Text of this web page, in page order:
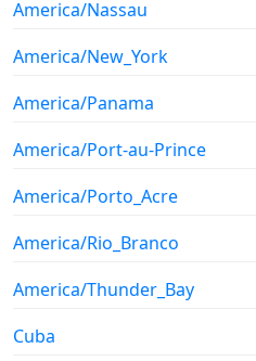
America/Nassau
America/New_York
America/Panama
America/Port-au-Prince
America/Porto_Acre
America/Rio_Branco
America/Thunder_Bay
Cuba